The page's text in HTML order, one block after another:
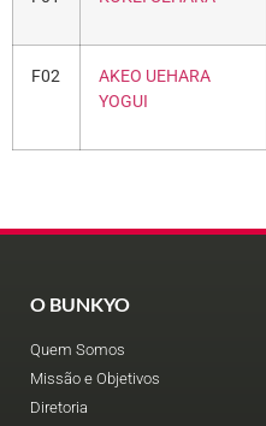
F02
AKEO UEHARA
YOGUI
O BUNKYO
Quem Somos
Missão e Objetivos
Diretoria